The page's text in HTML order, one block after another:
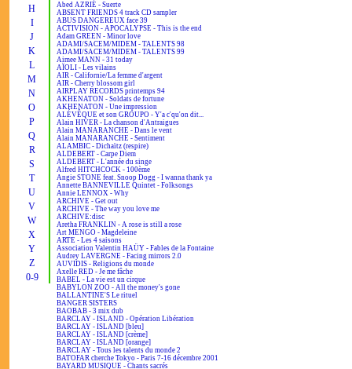
H
I
J
K
L
M
N
O
P
Q
R
S
T
U
V
W
X
Y
Z
0-9
Abed AZRIÉ - Suerte
ABSENT FRIENDS 4 track CD sampler
ABUS DANGEREUX face 39
ACTIVISION - APOCALYPSE - This is the end
Adam GREEN - Minor love
ADAMI/SACEM/MIDEM - TALENTS 98
ADAMI/SACEM/MIDEM - TALENTS 99
Aimee MANN - 31 today
AÏOLI - Les vilains
AIR - Californie/La femme d'argent
AIR - Cherry blossom girl
AIRPLAY RECORDS printemps 94
AKHENATON - Soldats de fortune
AKHENATON - Une impression
ALÉVÊQUE et son GROUPO - Y'a c'qu'on dit...
Alain HIVER - La chanson d'Antraigues
Alain MANARANCHE - Dans le vent
Alain MANARANCHE - Sentiment
ALAMBIC - Dichaïtz (respire)
ALDEBERT - Carpe Diem
ALDEBERT - L'année du singe
Alfred HITCHCOCK - 100ème
Angie STONE feat. Snoop Dogg - I wanna thank ya
Annette BANNEVILLE Quintet - Folksongs
Annie LENNOX - Why
ARCHIVE - Get out
ARCHIVE - The way you love me
ARCHIVE:disc
Aretha FRANKLIN - A rose is still a rose
Art MENGO - Magdeleine
ARTE - Les 4 saisons
Association Valentin HAÜY - Fables de la Fontaine
Audrey LAVERGNE - Facing mirrors 2.0
AUVIDIS - Religions du monde
Axelle RED - Je me fâche
BABEL - La vie est un cirque
BABYLON ZOO - All the money's gone
BALLANTINE'S Le rituel
BANGER SISTERS
BAOBAB - 3 mix dub
BARCLAY - ISLAND - Opération Libération
BARCLAY - ISLAND [bleu]
BARCLAY - ISLAND [crème]
BARCLAY - ISLAND [orange]
BARCLAY - Tous les talents du monde 2
BATOFAR cherche Tokyo - Paris 7-16 décembre 2001
BAYARD MUSIQUE - Chants sacrés